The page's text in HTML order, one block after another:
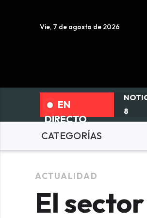
Vie, 7 de agosto de 2026
EN
DIRECTO
8
CATEGORÍAS
Política
ACTUALIDAD
El